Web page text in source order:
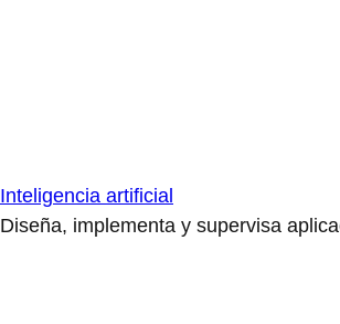
Inteligencia artificial
Diseña, implementa y supervisa